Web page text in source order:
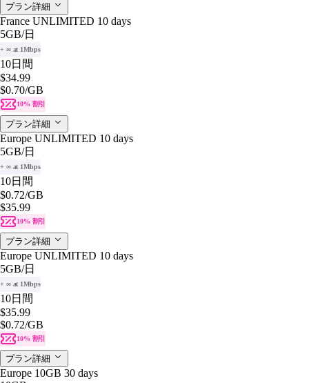
プラン詳細
France UNLIMITED 10 days
5GB/日
+ ∞ at 1Mbps
10日間
$34.99
$0.70/GB
10% 割引
プラン詳細
Europe UNLIMITED 10 days
5GB/日
+ ∞ at 1Mbps
10日間
$0.72/GB
$35.99
10% 割引
プラン詳細
Europe UNLIMITED 10 days
5GB/日
+ ∞ at 1Mbps
10日間
$35.99
$0.72/GB
10% 割引
プラン詳細
Europe 10GB 30 days